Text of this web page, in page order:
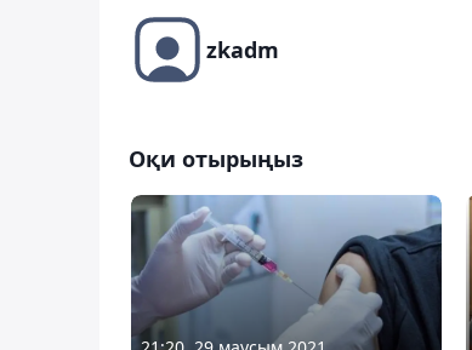
zkadm
Оқи отырыңыз